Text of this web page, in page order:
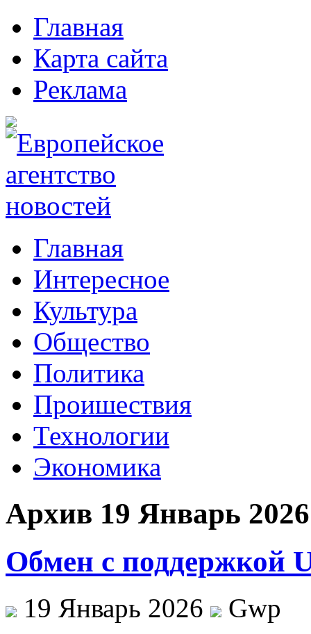
Главная
Карта сайта
Реклама
Главная
Интересное
Культура
Общество
Политика
Проишествия
Технологии
Экономика
Архив 19 Январь 2026
Обмен с поддержкой
19 Январь 2026
Gwp